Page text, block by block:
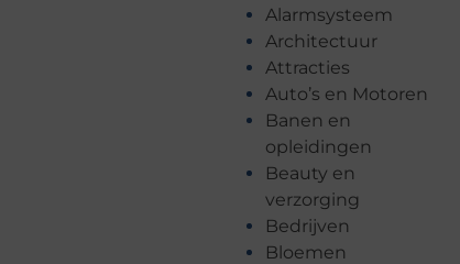
Alarmsysteem
Architectuur
Attracties
Auto’s en Motoren
Banen en
opleidingen
Beauty en
verzorging
Bedrijven
Bloemen